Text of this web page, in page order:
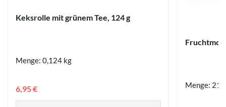
Keksrolle mit grünem Tee, 124 g
Menge: 0,124 kg
6,95 € Menge: